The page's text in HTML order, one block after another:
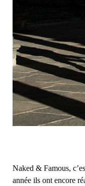
Naked & Famous,
année ils ont encore